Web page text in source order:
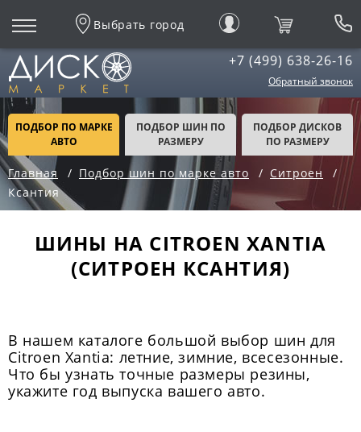
Выбрать город
+7 (499) 638-26-16
Обратный звонок
ПОДБОР ПО МАРКЕ
АВТО
ПОДБОР ШИН ПО
РАЗМЕРУ
ПОДБОР ДИСКОВ
ПО РАЗМЕРУ
Главная Подбор шин по марке авто
Ситроен
Ксантия
ШИНЫ НА CITROEN XANTIA
(СИТРОЕН КСАНТИЯ)
В нашем каталоге большой выбор шин для
Citroen Xantia: летние, зимние, всесезонные.
Что бы узнать точные размеры резины,
укажите год выпуска вашего авто.